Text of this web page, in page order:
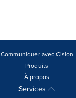
Communiquer avec Cision
Produits
À propos
Services